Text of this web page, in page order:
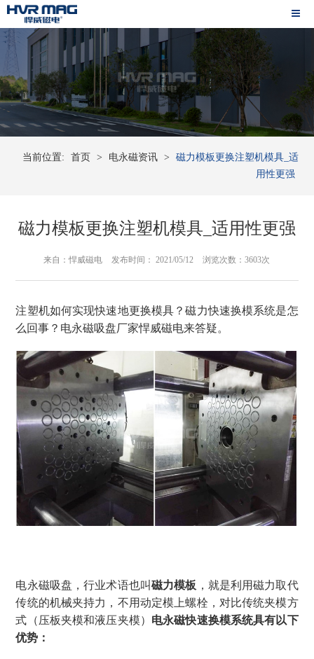
当前位置: 首页 > 电永磁资讯 >
磁力模板更换注塑机模具_适
用性更强
磁力模板更换注塑机模具_适用性更强
来自：悍威磁电 发布时间： 2021/05/12 浏览次数：3603次
注塑机如何实现快速地更换模具？磁力快速换模系统是怎
么回事？电永磁吸盘厂家悍威磁电来答疑。
电永磁吸盘，行业术语也叫磁力模板 ，就是利用磁力取代
传统的机械夹持力，不用动定模上螺栓，对比传统夹模方
式（压板夹模和液压夹模） 电永磁快速换模系统具有以下
优势：